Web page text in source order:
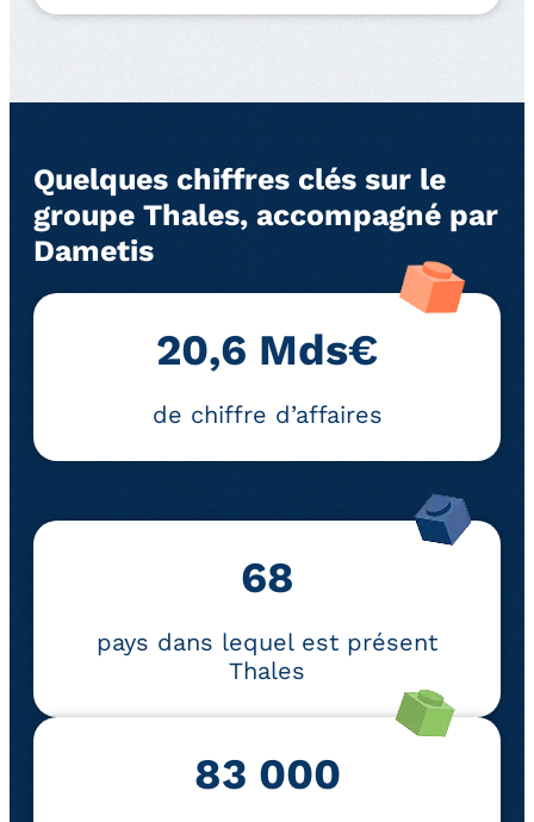
Quelques chiffres clés sur le
groupe Thales, accompagné par
Dametis
20,6 Mds€
de chiffre d’affaires
68
pays dans lequel est présent
Thales
83 000